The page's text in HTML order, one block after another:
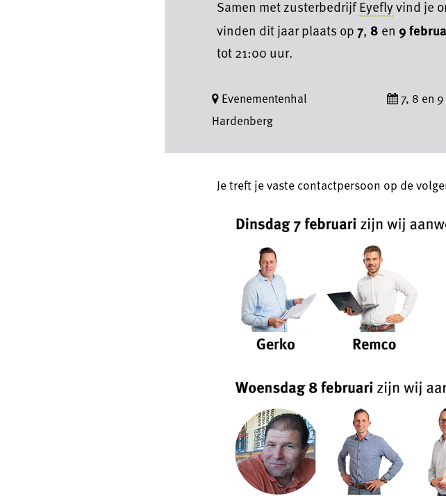
Samen met zusterbedrijfEyeflyvind je
vinden dit jaar plaats op7, 8 en 9
tot 21:00 uur.
Evenementenhal
Hardenberg
7, 8 en
Je treft je vaste contactpersoon op de